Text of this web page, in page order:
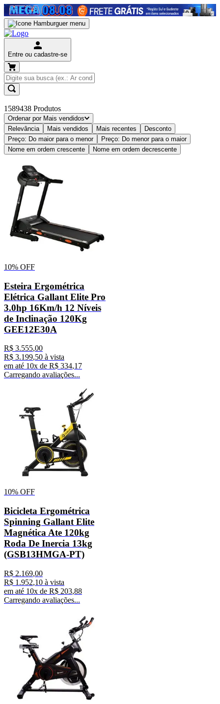
Entre ou cadastre-se
1589438 Produtos
Ordenar por Mais vendidos
Relevância
Mais vendidos Mais recentes
Desconto
Preço: Do maior para o menor
Preço: Do menor para o maior
Nome em ordem crescente
Nome em ordem decrescente
10% OFF
Esteira Ergométrica
Elétrica Gallant Elite Pro
3.0hp 16Km/h 12 Níveis
de Inclinação 120Kg
GEE12E30A
R$ 3.555,00
R$ 3.199,50 à vista
em até 10x de R$ 334,17
Carregando avaliações...
10% OFF
Bicicleta Ergométrica
Spinning Gallant Elite
Magnética Ate 120kg
Roda De Inercia 13kg
(GSB13HMGA-PT)
R$ 2.169,00
R$ 1 .952,10 à vista
em até 10x de R$ 203,88
Carregando avaliações...